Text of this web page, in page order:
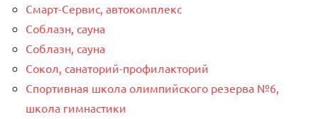
Смарт-Сервис, автокомплекс
Соблазн, сауна
Соблазн, сауна
Сокол, санаторий-профилакторий
Спортивная школа олимпийского резерва №6,
школа гимнастики